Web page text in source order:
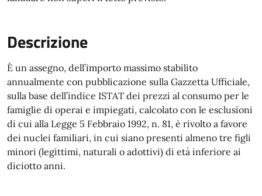
Descrizione
È un assegno, dell’importo massimo stabilito
annualmente con pubblicazione sulla Gazzetta Ufficiale,
sulla base dell’indice ISTAT dei prezzi al consumo per le
famiglie di operai e impiegati, calcolato con le esclusioni
di cui alla Legge 5 Febbraio 1992, n. 81, è rivolto a favore
dei nuclei familiari, in cui siano presenti almeno tre figli
minori (legittimi, naturali o adottivi) di età inferiore ai
diciotto anni.